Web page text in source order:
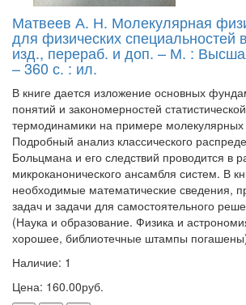
Матвеев А. Н. Молекулярная
для физических специальностей
изд., перераб. и доп. – М. :
– 360 с. : ил.
В книге дается изложение основных
понятий и закономерностей
термодинамики на примере молекулярных
Подробный анализ классического
Больцмана и его следствий проводится в
микроканонического ансамбля систем. В
необходимые математические сведения,
задач и задачи для самостоятельного
(Наука и образование. Физика и
хорошее, библиотечные штампы
Наличие: 1
Цена: 160.00руб.